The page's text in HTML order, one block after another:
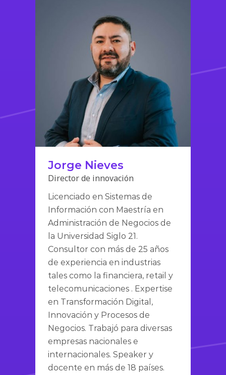
Jorge Nieves
Director de innovación
Licenciado en Sistemas de
Información con Maestría en
Administración de Negocios de
la Universidad Siglo 21.
Consultor con más de 25 años
de experiencia en industrias
tales como la financiera, retail y
telecomunicaciones . Expertise
en Transformación Digital,
Innovación y Procesos de
Negocios. Trabajó para diversas
empresas nacionales e
internacionales. Speaker y
docente en más de 18 países.